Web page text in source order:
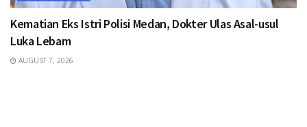
Kematian Eks Istri Polisi Medan, Dokter Ulas Asal-usul
Luka Lebam
AUGUST 7, 2026